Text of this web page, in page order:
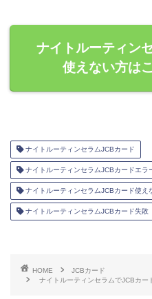
ナイトルーティン
使えない方は
ナイトルーティンセラムJCBカード
ナイトルーティンセラムJCBカードエラ
ナイトルーティンセラムJCBカード使え
ナイトルーティンセラムJCBカード失敗
HOME
JCBカード
ナイトルーティンセラムでJCBカー